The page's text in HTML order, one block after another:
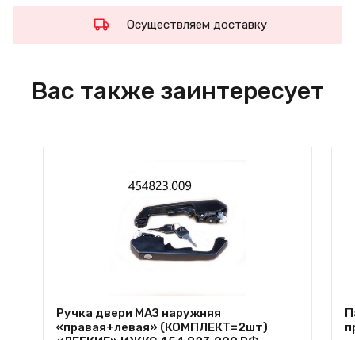
Осуществляем доставку
Вас также заинтересует
Ручка двери МАЗ наружняя
«правая+левая» (КОМПЛЕКТ=2шт)